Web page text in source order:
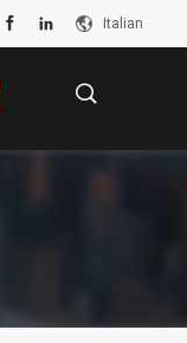
Italian